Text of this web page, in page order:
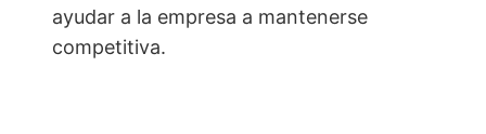
ayudar a la empresa a mantenerse
competitiva.